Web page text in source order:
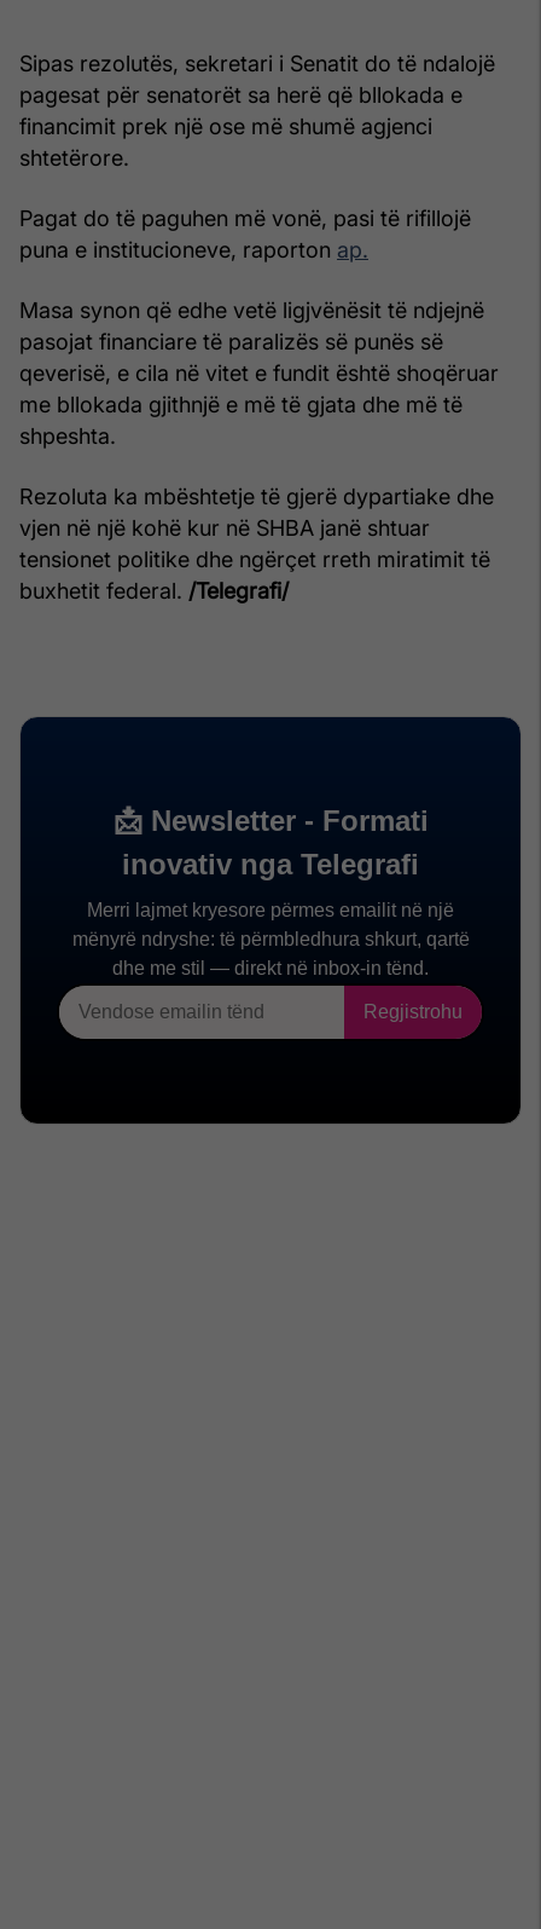
Sipas rezolutës, sekretari i Senatit do të ndalojë
pagesat për senatorët sa herë që bllokada e
financimit prek një ose më shumë agjenci
shtetërore.
Pagat do të paguhen më vonë, pasi të rifillojë
puna e institucioneve, raporton ap.
Masa synon që edhe vetë ligjvënësit të ndjejnë
pasojat financiare të paralizës së punës së
qeverisë, e cila në vitet e fundit është shoqëruar
me bllokada gjithnjë e më të gjata dhe më të
shpeshta.
Rezoluta ka mbështetje të gjerë dypartiake dhe
vjen në një kohë kur në SHBA janë shtuar
tensionet politike dhe ngërçet rreth miratimit të
buxhetit federal. /Telegrafi/